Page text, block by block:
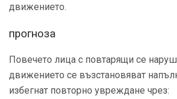
движението.
прогноза
Повечето лица с повтарящи се
движението се възстановяват
избегнат повторно увреждане чрез: